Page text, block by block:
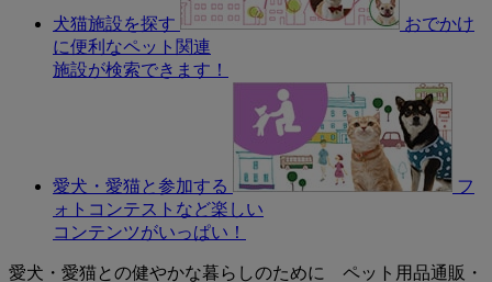
犬猫施設を探す
おでかけ
に便利なペット関連
施設が検索できます！
愛犬・愛猫と参加する
フ
ォトコンテストなど楽しい
コンテンツがいっぱい！
愛犬・愛猫との健やかな暮らしのために ペット用品通販・